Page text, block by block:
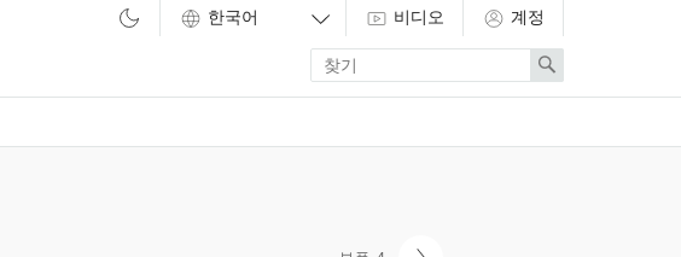
비디오 계정
Enter
search
term
Search